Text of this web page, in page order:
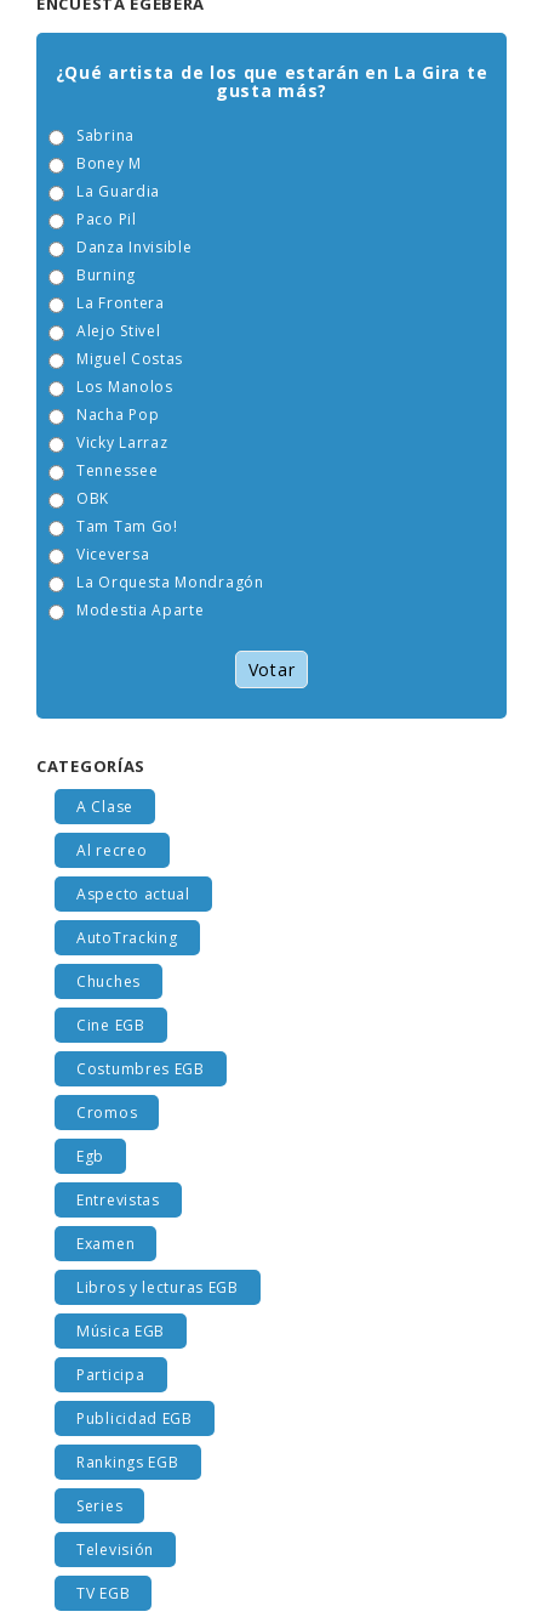
¿Qué artista de los que estarán en La Gira te
gusta más?
Boney M
Burning
Alejo Stivel
Miguel Costas
Nacha Pop
Vicky Larraz
La Orquesta Mondragón
Modestia Aparte
Votar
A Clase
Al recreo
Aspecto actual
AutoTracking
Chuches
Cine EGB
Costumbres EGB
Cromos
Egb
Entrevistas
Examen
Libros y lecturas EGB
Música EGB
Participa
Publicidad EGB
Rankings EGB
Series
Televisión
TV EGB